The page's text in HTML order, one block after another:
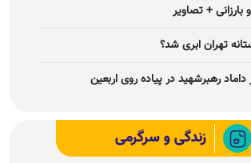
+ تصاویر
تهران ابری شد؟
رهبرشهید در پیاده روی اربعین
زندگی و سرگرمی